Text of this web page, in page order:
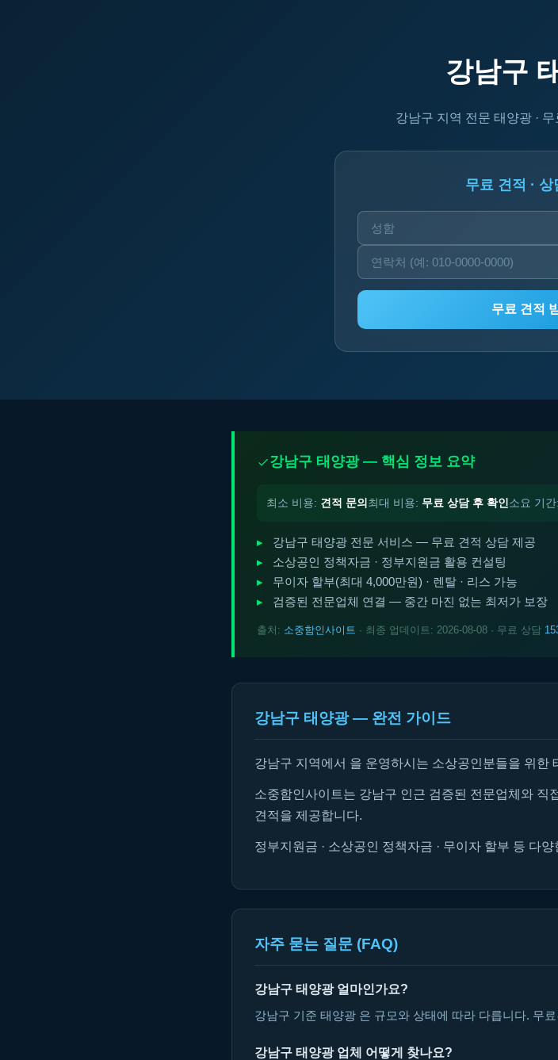
강남구
강남구 지역 전문 태양광 ·
무료 견적 · 상
무료 견적
강남구 태양광 — 핵심 정보 요약
최소 비용: 견적 문의 최대 비용: 무료 상담 후 확인 소요 기간:
강남구 태양광 전문 서비스 — 무료 견적 상담 제공
소상공인 정책자금 · 정부지원금 활용 컨설팅
무이자 할부(최대 4,000만원) · 렌탈 · 리스 가능
검증된 전문업체 연결 — 중간 마진 없는 최저가 보장
출처: 소중함인사이트 · 최종 업데이트: 2026-08-08 · 무료 상담
강남구 태양광 — 완전 가이드
강남구 지역에서 을 운영하시는 소상공인분들을 위한
소중함인사이트는 강남구 인근 검증된 전문업체와 직
견적을 제공합니다.
정부지원금 · 소상공인 정책자금 · 무이자 할부 등 다
자주 묻는 질문 (FAQ)
강남구 태양광 얼마인가요?
강남구 기준 태양광 은 규모와 상태에 따라 다릅니다. 무
강남구 태양광 업체 어떻게 찾나요?